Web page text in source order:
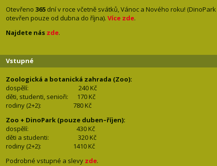
Otevřeno 365 dní v roce včetně svátků, Vánoc a Nového roku! (DinoPark
otevřen pouze od dubna do října). Více zde.
Najdete nás zde.
Vstupné
Zoologická a botanická zahrada (Zoo):
dospělí:
240 Kč
děti, studenti, senioři: 170 Kč
rodiny (2+2): 780 Kč
Zoo + DinoPark (pouze duben–říjen):
dospělí: 430 Kč
děti a studenti: 320 Kč
rodiny (2+2): 1410 Kč
Podrobné vstupné a slevy zde.